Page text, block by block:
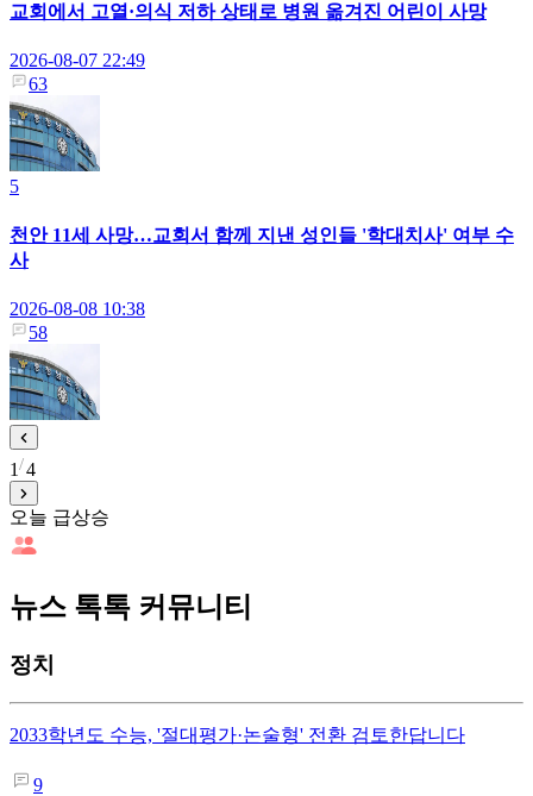
교회에서 고열·의식 저하 상태로 병원 옮겨진 어린이 사망
2026-08-07 22:49
63
5
천안 11세 사망…교회서 함께 지낸 성인들 '학대치사' 여부 수
사
2026-08-08 10:38
58
1 4
오늘 급상승
뉴스 톡톡 커뮤니티
정치
2033학년도 수능, '절대평가·논술형' 전환 검토한답니다
9